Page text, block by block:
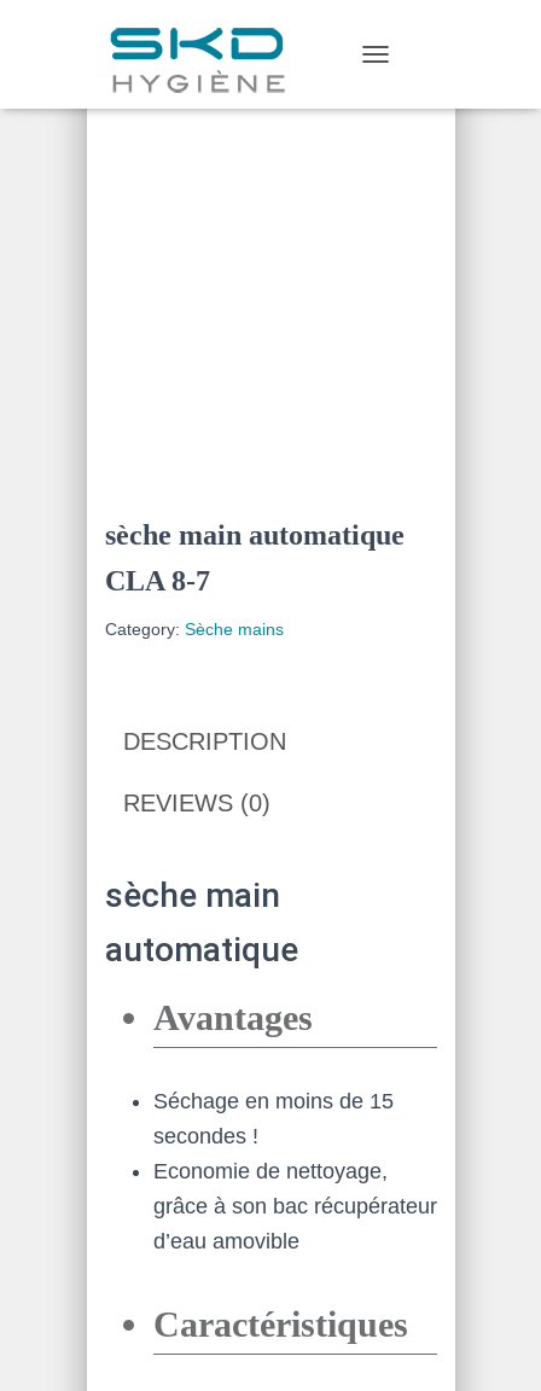
Home/Sèche mains
/ sèche main
automatique CLA 8-7
sèche main automatique
CLA 8-7
Category: Sèche mains
DESCRIPTION
REVIEWS (0)
sèche main
automatique
Avantages
Séchage en moins de 15
secondes !
Economie de nettoyage,
grâce à son bac récupérateur
d’eau amovible
Caractéristiques